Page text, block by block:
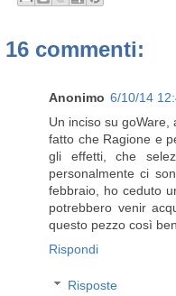
16 commenti:
Anonimo 6/10/14
Un inciso su
fatto che Ragione e
gli effetti, che
personalmente ci
febbraio, ho ceduto
potrebbero venir
questo pezzo così
Rispondi
Risposte